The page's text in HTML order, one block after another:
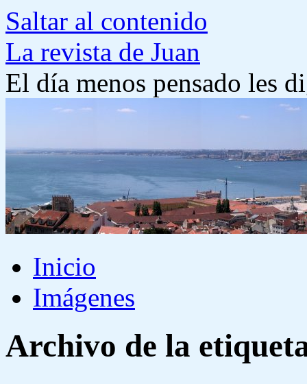
Saltar al contenido
La revista de Juan
El día menos pensado les
Inicio
Imágenes
Archivo de la